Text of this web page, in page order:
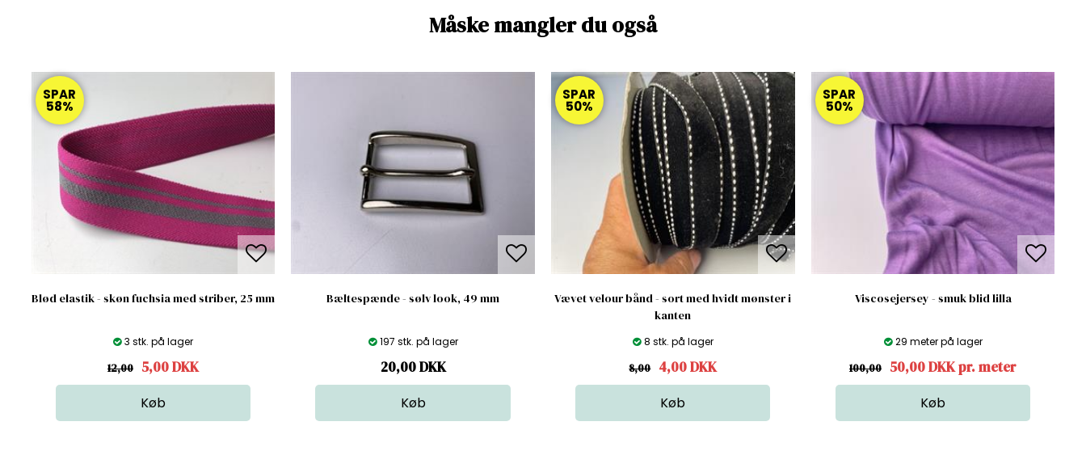
Måske mangler du også
SPAR
58%
Blød elastik - skøn fuchsia med striber, 25 mm
3 stk. på lager
12,00
5,00DKK
Bæltespænde - sølv look, 49 mm
197 stk. på lager
20,00DKK
SPAR
50%
Vævet velour bånd - sort med hvidt mønster i
kanten
8 stk. på lager
8,00
4,00DKK
SPAR
50%
Viscosejersey - smuk blid lilla
29 meter på lager
100,00
50,00 DKK pr. meter